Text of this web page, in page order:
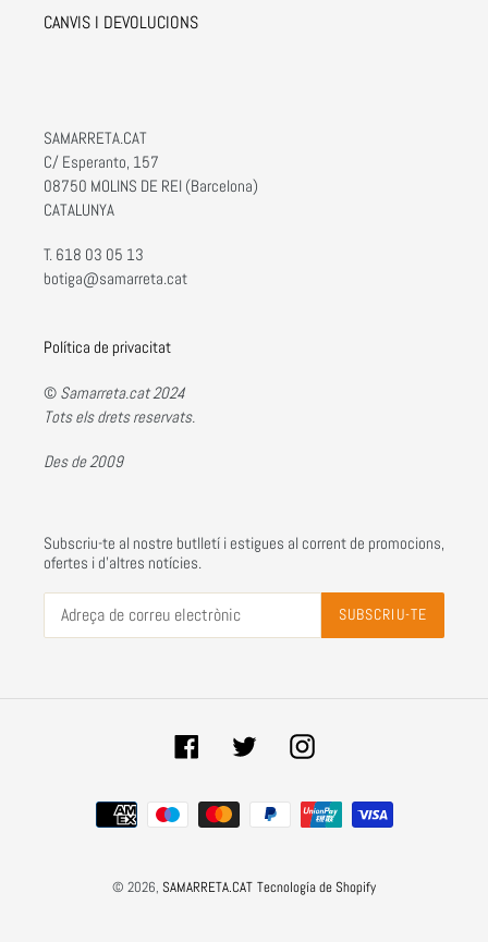
CANVIS I DEVOLUCIONS
SAMARRETA.CAT
C/ Esperanto, 157
08750 MOLINS DE REI (Barcelona)
CATALUNYA
T. 618 03 05 13
botiga@samarreta.cat
Política de privacitat
© Samarreta.cat 2024
Tots els drets reservats.
Des de 2009
Subscriu-te al nostre butlletí i estigues al corrent de promocions,
ofertes i d'altres notícies.
SUBSCRIU-TE
FacebookTwitter Instagram
Sistemes
de
© 2026, SAMARRETA.CAT Tecnología de Shopify